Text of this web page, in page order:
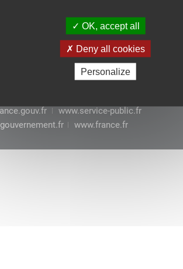
OK, accept all
Deny all cookies
Personalize
www.service-public.fr
www.france.fr